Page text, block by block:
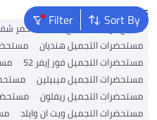
Sort By
FilterPopular Searches
مكياج الوجه ملمع شفاه أحمر
مستحضرات التجميل هنديان
مستحضرات التجميل فور إيفر 52
مستحضرات التجميل ميبيلين
مستحضرات التجميل ريفلون
مستحضرات التجميل ويت ان وايلد